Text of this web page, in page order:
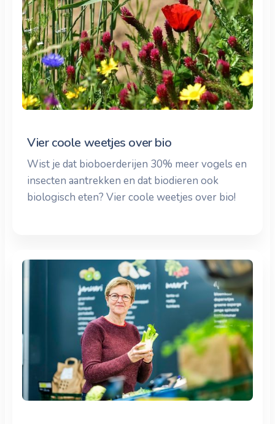
Vier coole weetjes over bio
Wist je dat bioboerderijen 30% meer vogels en
insecten aantrekken en dat biodieren ook
biologisch eten? Vier coole weetjes over bio!